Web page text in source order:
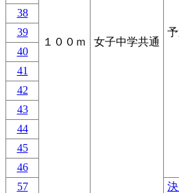
１００ｍ 女子中学共通
38
39
40
41
42
43
44
45
46
57